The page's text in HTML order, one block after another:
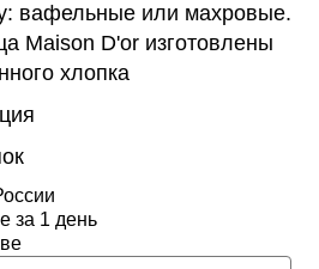
вафельные или махровые.
Maison D'or изготовлены
хлопка
за 1 день